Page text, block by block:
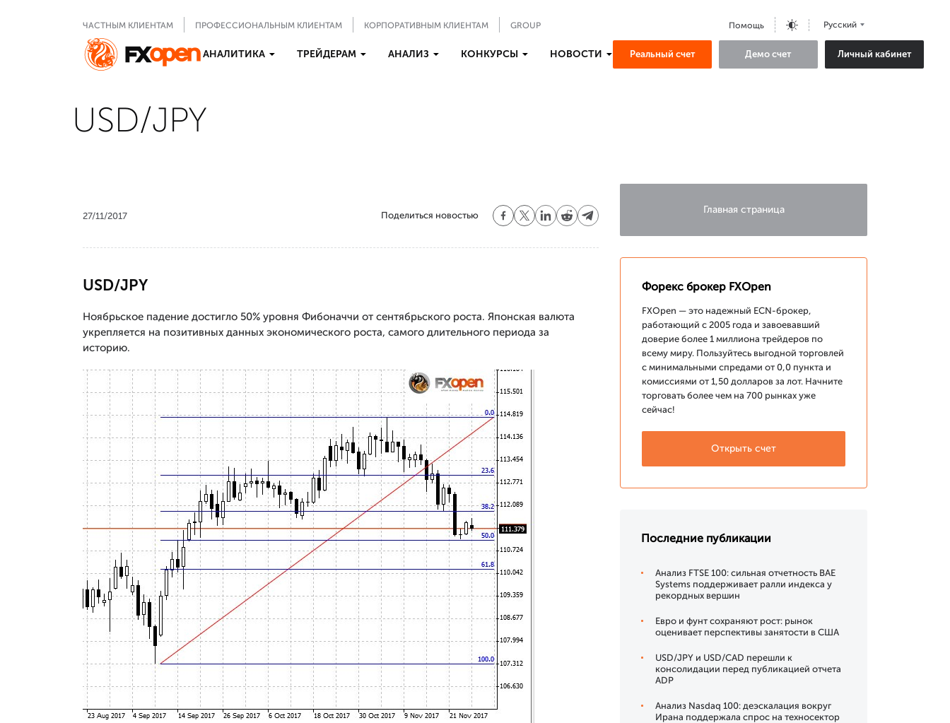
ЧАСТНЫМ КЛИЕНТАМ ПРОФЕССИОНАЛЬНЫМ КЛИЕНТАМ КОРПОРАТИВНЫМ КЛИЕНТАМ GROUP Помощь Русский
АНАЛИТИКА ТРЕЙДЕРАМ АНАЛИЗ КОНКУРСЫ НОВОСТИ Реальный счет Демо счет Личный кабинет
USD/JPY
27/11/2017 Поделиться новостью
USD/JPY
Ноябрьское падение достигло 50% уровня Фибоначчи от сентябрьского роста. Японская валюта
укрепляется на позитивных данных экономического роста, самого длительного периода за
историю.
Главная страница
Форекс брокер FXOpen
FXOpen — это надежный ECN-брокер,
работающий с 2005 года и завоевавший
доверие более 1 миллиона трейдеров по
всему миру. Пользуйтесь выгодной торговлей
с минимальными спредами от 0,0 пункта и
комиссиями от 1,50 долларов за лот. Начните
торговать более чем на 700 рынках уже
сейчас!
Открыть счет
Последние публикации
Анализ FTSE 100: сильная отчетность BAE
Systems поддерживает ралли индекса у
рекордных вершин
Евро и фунт сохраняют рост: рынок
оценивает перспективы занятости в США
USD/JPY и USD/CAD перешли к
консолидации перед публикацией отчета
ADP
Анализ Nasdaq 100: деэскалация вокруг
Ирана поддержала спрос на техносектор